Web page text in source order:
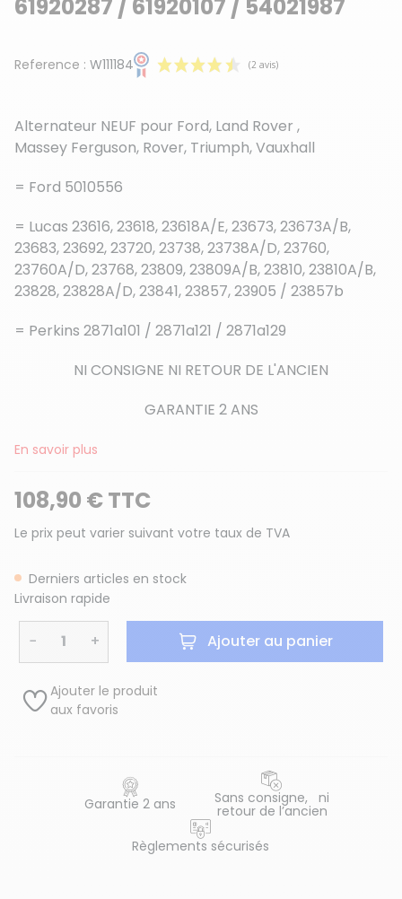
61920287 / 61920107 / 54021987
Reference : W111184
(2 avis)
Alternateur NEUF pour Ford, Land Rover ,
Massey Ferguson, Rover, Triumph, Vauxhall
= Ford 5010556
= Lucas 23616, 23618, 23618A/E, 23673, 23673A/B,
23683, 23692, 23720, 23738, 23738A/D, 23760,
23760A/D, 23768, 23809, 23809A/B, 23810, 23810A/B,
23828, 23828A/D, 23841, 23857, 23905 / 23857b
= Perkins 2871a101 / 2871a121 / 2871a129
NI CONSIGNE NI RETOUR DE L'ANCIEN
GARANTIE 2 ANS
En savoir plus
108,90 € TTC
Le prix peut varier suivant votre taux de TVA
Derniers articles en stock
Livraison rapide
− + Ajouter au panier
Ajouter le produit
aux favoris
Garantie 2 ans Sans consigne, ni
retour de l’ancien
Règlements sécurisés